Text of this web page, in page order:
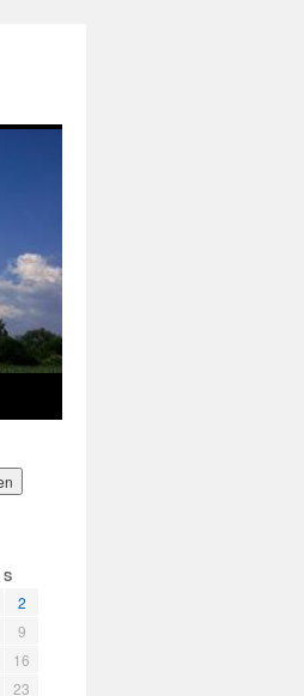
S
2
9
16
23